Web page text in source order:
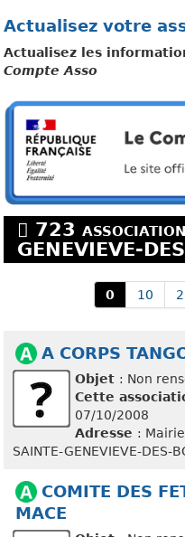
Actualisez votre
Actualisez les
Compte Asso
723
GENEVIEVE-
0 10
A CORPS
Objet : Non
Cette
07/10/2008
Adresse :
SAINTE-GENEVIEVE-DES-
COMITE DES
MACE